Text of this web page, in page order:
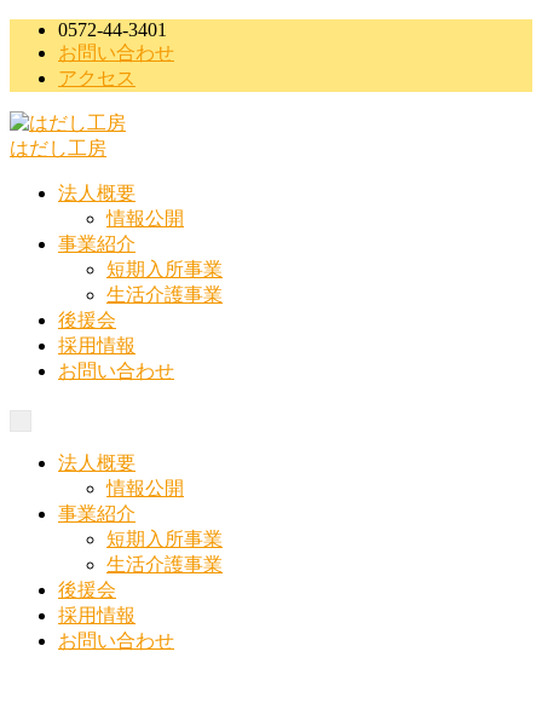
ツ
へ
0572-44-3401
お問い合わせ
アクセス
はだし工房
法人概要
情報公開
事業紹介
短期入所事業
生活介護事業
後援会
採用情報
お問い合わせ
メ
法人概要
情報公開
事業紹介
短期入所事業
生活介護事業
後援会
採用情報
お問い合わせ